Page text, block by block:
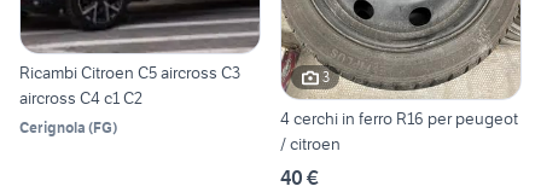
Ricambi Citroen C5 aircross C3
aircross C4 c1 C2
Cerignola (FG)
3
4 cerchi in ferro R16 per peugeot
/ citroen
40 €